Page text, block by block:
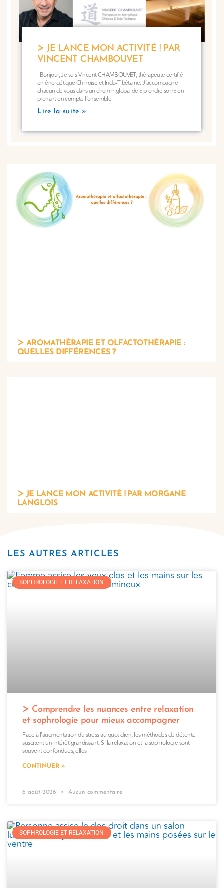
JE LANCE MON ACTIVITÉ ! PAR
VINCENT CHAMBOUVET
Bonjour, Je suis Vincent CHAMBOUVET, thérapeute certifié
en énergétique Chinoise et Indo-Tibétaine. J’accompagne
chacun de vous dans un chemin global de « prendre soin» en
prenant en compte l’ensemble
Lire la suite »
AROMATHÉRAPIE ET OLFACTOTHÉRAPIE :
QUELLES DIFFÉRENCES ?
JE LANCE MON ACTIVITÉ ! PAR MORGANE
LANGLOIS
LES AUTRES ARTICLES
SOPHROLOGIE ET RELAXATION
Comprendre les nuances entre relaxation
et sophrologie pour mieux accompagner
Face à l’augmentation du stress au quotidien, les méthodes de détente
suscitent un intérêt grandissant. Si la relaxation et la sophrologie sont
souvent confondues, elles
CONTINUER »
6 août 2026 Aucun commentaire
SOPHROLOGIE ET RELAXATION